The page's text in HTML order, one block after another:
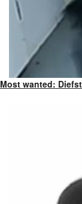
Most wanted: